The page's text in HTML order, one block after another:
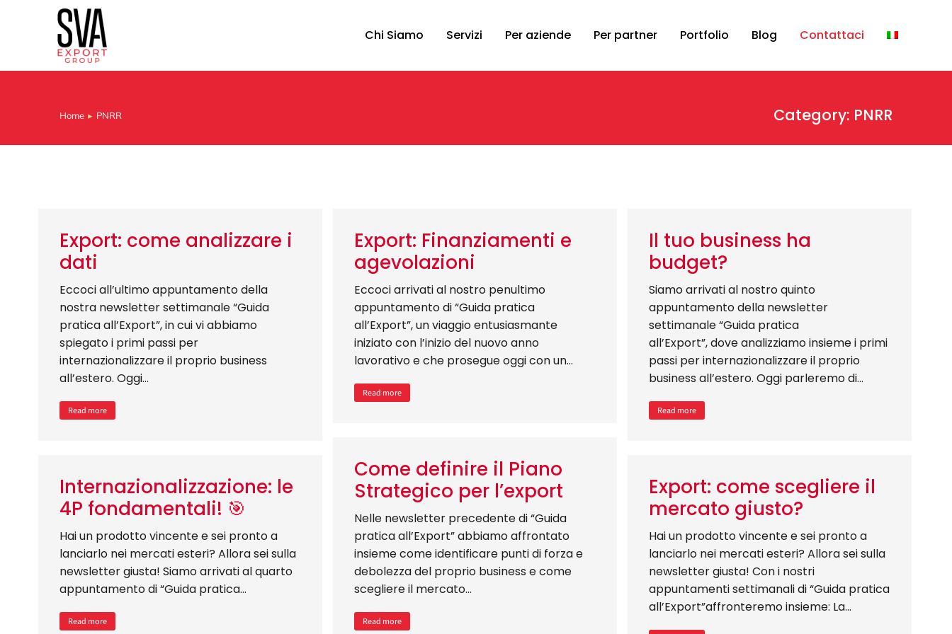
Chi Siamo Servizi Per aziende Per partner Portfolio Blog Contattaci
Tu sei qui:
Home PNRR Category: PNRR
Export: come analizzare i
dati
Eccoci all’ultimo appuntamento della
nostra newsletter settimanale “Guida
pratica all’Export”, in cui vi abbiamo
spiegato i primi passi per
internazionalizzare il proprio business
all’estero. Oggi…
Read more
Export: Finanziamenti e
agevolazioni
Eccoci arrivati al nostro penultimo
appuntamento di “Guida pratica
all’Export”, un viaggio entusiasmante
iniziato con l’inizio del nuovo anno
lavorativo e che prosegue oggi con un…
Read more
Il tuo business ha
budget?
Siamo arrivati al nostro quinto
appuntamento della newsletter
settimanale “Guida pratica
all’Export”, dove analizziamo insieme i primi
passi per internazionalizzare il proprio
business all’estero. Oggi parleremo di…
Read more
Come definire il Piano
Strategico per l’export
Nelle newsletter precedente di “Guida
pratica all’Export” abbiamo affrontato
insieme come identificare punti di forza e
debolezza del proprio business e come
scegliere il mercato…
Read more
Internazionalizzazione: le
4P fondamentali! 🎯
Hai un prodotto vincente e sei pronto a
lanciarlo nei mercati esteri? Allora sei sulla
newsletter giusta! Siamo arrivati al quarto
appuntamento di “Guida pratica…
Read more
Export: come scegliere il
mercato giusto?
Hai un prodotto vincente e sei pronto a
lanciarlo nei mercati esteri? Allora sei sulla
newsletter giusta! Con i nostri
appuntamenti settimanali di “Guida pratica
all’Export”affronteremo insieme: La…